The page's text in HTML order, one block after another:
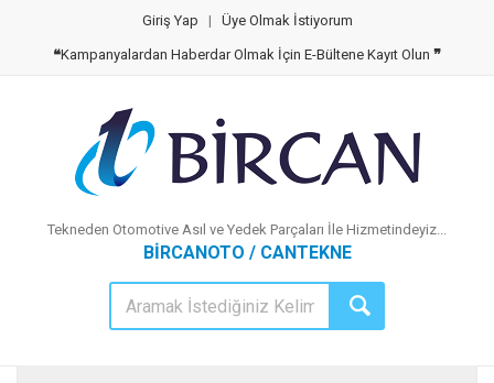
Giriş Yap | Üye Olmak İstiyorum
❝Kampanyalardan Haberdar Olmak İçin E-Bültene Kayıt Olun ❞
Tekneden Otomotive Asıl ve Yedek Parçaları İle Hizmetindeyiz...
BİRCANOTO / CANTEKNE